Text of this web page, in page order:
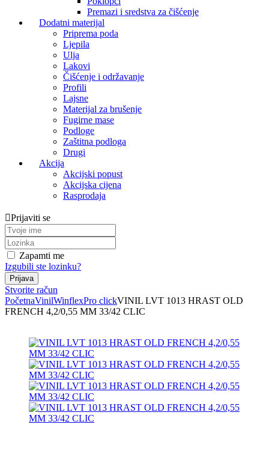
Premazi i sredstva za čišćenje
Dodatni materijal
Priprema poda
Ljepila
Ulja
Lakovi
Čišćenje i održavanje
Profili
Lajsne
Materijal za brušenje
Fugirne mase
Podloge
Zaštitna podloga
Drugi
Akcija
Akcijski popust
Akcijska cijena
Rasprodaja
Prijaviti se
Zapamti me
Izgubili ste lozinku?
Stvorite račun
PočetnaVinilWinflexPro clickVINIL LVT 1013 HRAST OLD
FRENCH 4,2/0,55 MM 33/42 CLIC